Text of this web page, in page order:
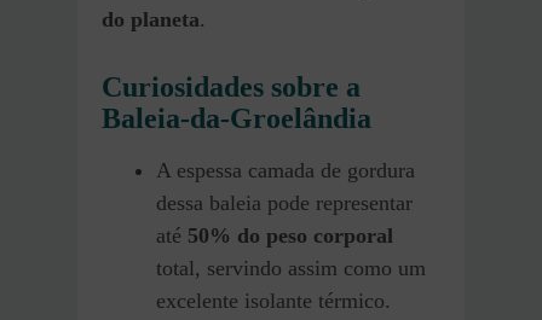
do planeta.
Curiosidades sobre a
Baleia-da-Groelândia
A espessa camada de gordura
dessa baleia pode representar
até 50% do peso corporal
total, servindo assim como um
excelente isolante térmico.